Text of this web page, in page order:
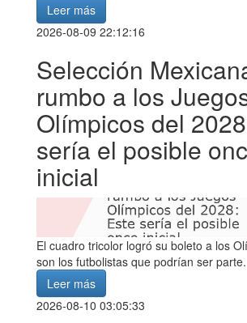
Leer más
2026-08-09 22:12:16
Selección
rumbo a los
Olímpicos del
sería el posible
inicial
El cuadro tricolor logró su boleto a los
son los futbolistas que podrían ser parte.
Leer más
2026-08-10 03:05:33